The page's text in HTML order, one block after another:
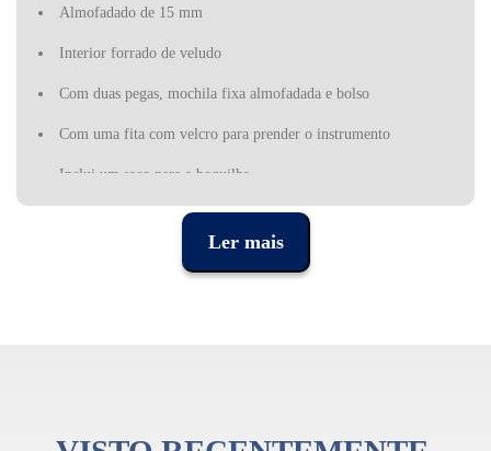
Almofadado de 15 mm
Interior forrado de veludo
Com duas pegas, mochila fixa almofadada e bolso
Com uma fita com velcro para prender o instrumento
Inclui um saco para a boquilha
Medidas interiores: 52 x 16 x 10 cm
Ler mais